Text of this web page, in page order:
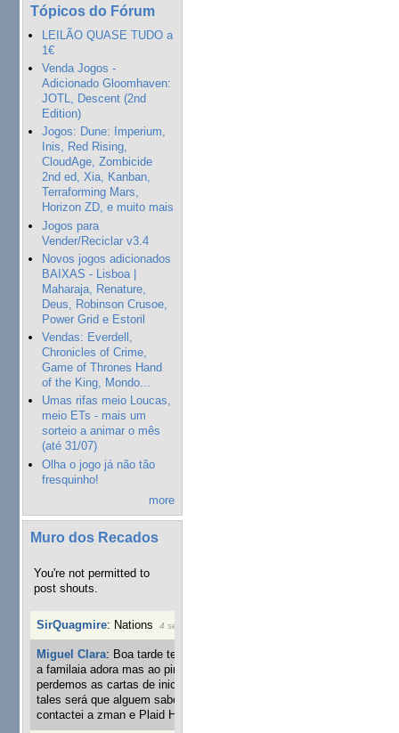
Tópicos do Fórum
LEILÃO QUASE TUDO a
1€
Venda Jogos -
Adicionado Gloomhaven:
JOTL, Descent (2nd
Edition)
Jogos: Dune: Imperium,
Inis, Red Rising,
CloudAge, Zombicide
2nd ed, Xia, Kanban,
Terraforming Mars,
Horizon ZD, e muito mais
Jogos para
Vender/Reciclar v3.4
Novos jogos adicionados
BAIXAS - Lisboa |
Maharaja, Renature,
Deus, Robinson Crusoe,
Power Grid e Estoril
Vendas: Everdell,
Chronicles of Crime,
Game of Thrones Hand
of the King, Mondo...
Umas rifas meio Loucas,
meio ETs - mais um
sorteio a animar o mês
(até 31/07)
Olha o jogo já não tão
fresquinho!
more
Muro dos Recados
You're not permitted to
post shouts.
SirQuagmire: Nations 4 semanas 3 dias atrás
Miguel Clara: Boa tarde tenho jogo Mice and mistics que
a familaia adora mas ao pintarmos as miniaturas
perdemos as cartas de iniciaticva da expanção downood
tales será que alguem sabe onde adquirir as cartas já
contactei a zman e Plaid Hat e nada